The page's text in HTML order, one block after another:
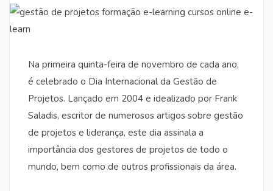
Na primeira quinta-feira de novembro de cada ano,
é celebrado o Dia Internacional da Gestão de
Projetos. Lançado em 2004 e idealizado por Frank
Saladis, escritor de numerosos artigos sobre gestão
de projetos e liderança, este dia assinala a
importância dos gestores de projetos de todo o
mundo, bem como de outros profissionais da área.